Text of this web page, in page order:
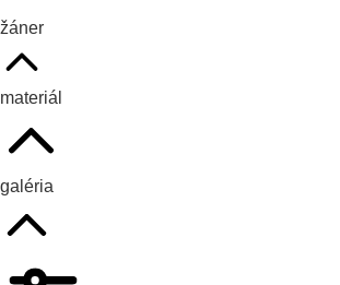
žáner
materiál
galéria